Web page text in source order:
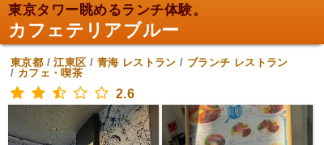
東京タワー眺めるランチ体験。
カフェテリアブルー
東京都 /江東区 / 青海 レストラン / ブランチ レストラン
/ カフェ・喫茶
2.6